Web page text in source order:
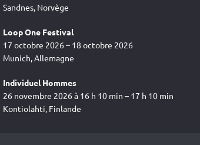
Sandnes, Norvège
Loop One Festival
17 octobre 2026 – 18 octobre 2026
Munich, Allemagne
Individuel Hommes
26 novembre 2026 à 16 h 10 min – 17 h 10 min
Kontiolahti, Finlande